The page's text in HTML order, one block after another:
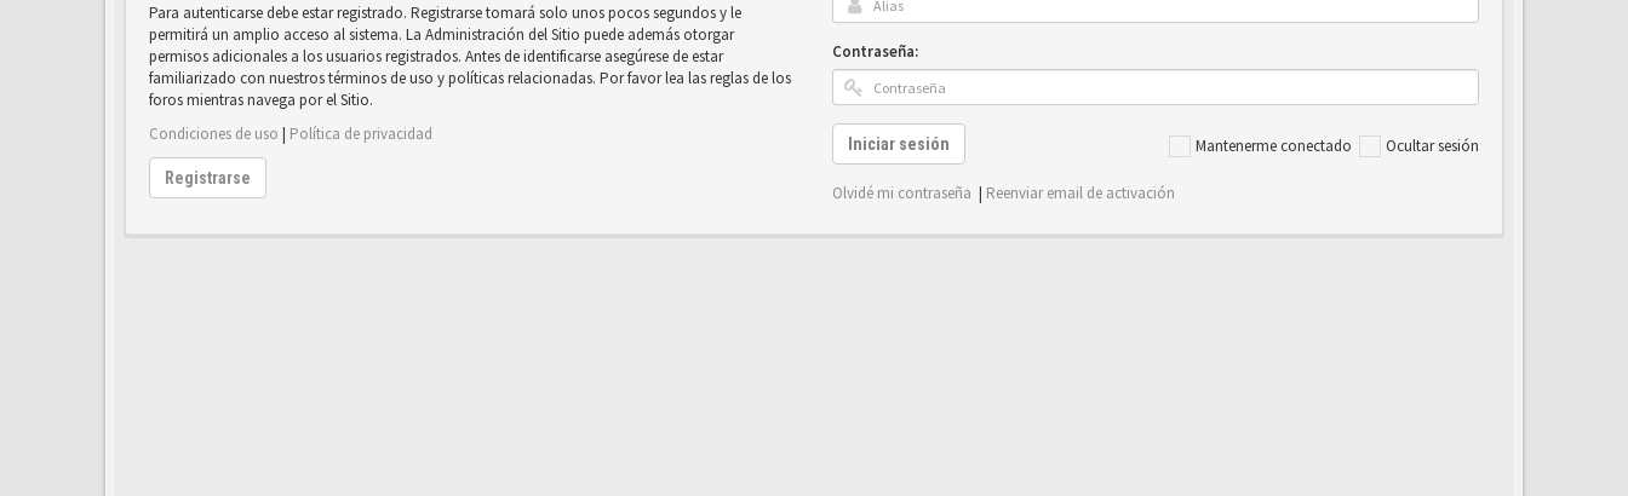
Para autenticarse debe estar registrado. Registrarse tomará solo unos pocos segundos y le
permitirá un amplio acceso al sistema. La Administración del Sitio puede además otorgar
permisos adicionales a los usuarios registrados. Antes de identificarse asegúrese de estar
familiarizado con nuestros términos de uso y políticas relacionadas. Por favor lea las reglas de los
foros mientras navega por el Sitio.
Condiciones de uso | Política de privacidad
Registrarse
Contraseña:
Mantenerme conectado Ocultar sesión
Iniciar sesión
Olvidé mi contraseña | Reenviar email de activación